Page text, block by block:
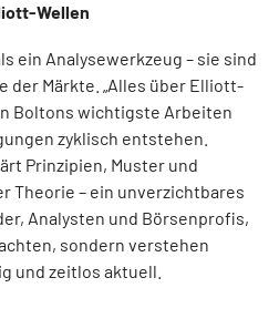
Wellen
ein Analysewerkzeug – sie sind
der Märkte. „Alles über Elliott-
Boltons wichtigste Arbeiten
zyklisch entstehen.
Prinzipien, Muster und
Theorie – ein unverzichtbares
Analysten und Börsenprofis,
sondern verstehen
und zeitlos aktuell.